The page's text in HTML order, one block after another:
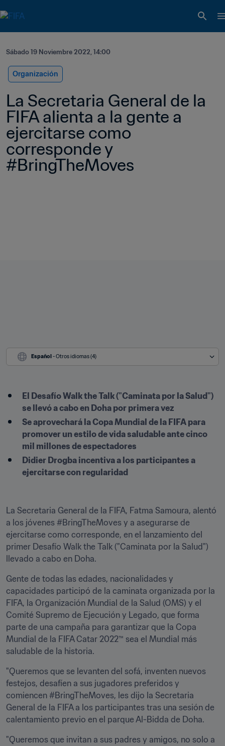
Sábado 19 Noviembre 2022, 14:00
Organización
La Secretaria General de la
FIFA alienta a la gente a
ejercitarse como
corresponde y
#BringTheMoves
Español - Otros idiomas (4)
El Desafío Walk the Talk ("Caminata por la Salud")
se llevó a cabo en Doha por primera vez
Se aprovechará la Copa Mundial de la FIFA para
promover un estilo de vida saludable ante cinco
mil millones de espectadores
Didier Drogba incentiva a los participantes a
ejercitarse con regularidad
La Secretaria General de la FIFA, Fatma Samoura, alentó
a los jóvenes #BringTheMoves y a asegurarse de
ejercitarse como corresponde, en el lanzamiento del
primer Desafío Walk the Talk ("Caminata por la Salud")
llevado a cabo en Doha.
Gente de todas las edades, nacionalidades y
capacidades participó de la caminata organizada por la
FIFA, la Organización Mundial de la Salud (OMS) y el
Comité Supremo de Ejecución y Legado, que forma
parte de una campaña para garantizar que la Copa
Mundial de la FIFA Catar 2022™ sea el Mundial más
saludable de la historia.
"Queremos que se levanten del sofá, inventen nuevos
festejos, desafíen a sus jugadores preferidos y
comiencen #BringTheMoves, les dijo la Secretaria
General de la FIFA a los participantes tras una sesión de
calentamiento previo en el parque Al-Bidda de Doha.
"Queremos que invitan a sus padres y amigos, no solo a